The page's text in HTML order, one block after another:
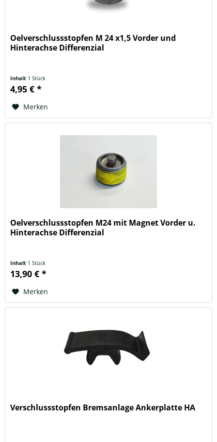
Oelverschlussstopfen M 24 x1,5 Vorder und
Hinterachse Differenzial
Inhalt 1 Stück
4,95 € *
Merken
Oelverschlussstopfen M24 mit Magnet Vorder u.
Hinterachse Differenzial
Inhalt 1 Stück
13,90 € *
Merken
Verschlussstopfen Bremsanlage Ankerplatte HA